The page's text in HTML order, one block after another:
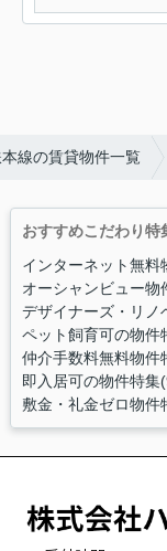
線の賃貸物件一覧
おすすめこだわり特
インターネット無料
オーシャンビュー物
デザイナーズ・リノ
ペット飼育可の物件
仲介手数料無料物件
即入居可の物件特集
敷金・礼金ゼロ物件